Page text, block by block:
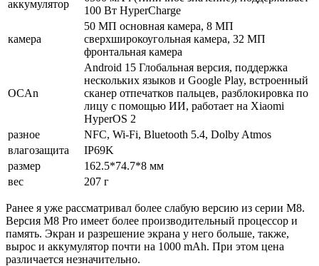
аккумулятор
100 Вт HyperCharge
камера
50 МП основная камера, 8 МП
сверхширокоугольная камера, 32 МП
фронтальная камера
ОСAn
Android 15 Глобальная версия, поддержка
нескольких языков и Google Play, встроенный
сканер отпечатков пальцев, разблокировка по
лицу с помощью ИИ, работает на Xiaomi
HyperOS 2
разное
NFC, Wi-Fi, Bluetooth 5.4, Dolby Atmos
влагозащита
IP69K
размер
162.5*74.7*8 мм
вес
207 г
Ранее я уже рассматривал более слабую версию из серии M8.
Версия M8 Pro имеет более производительный процессор и
память. Экран и разрешение экрана у него больше, также,
вырос и аккумулятор почти на 1000 mAh. При этом цена
различается незначительно.